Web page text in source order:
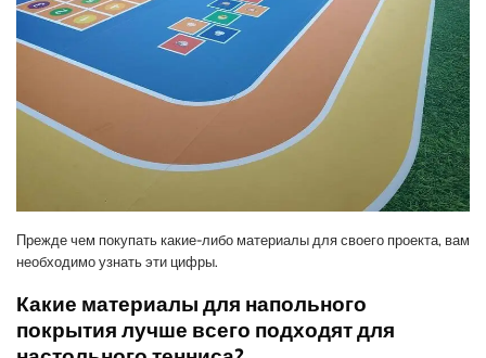
Прежде чем покупать какие-либо материалы для своего проекта, вам
необходимо узнать эти цифры.
Какие материалы для напольного
покрытия лучше всего подходят для